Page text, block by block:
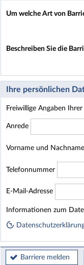
Um welche Art von
Beschreiben Sie die
Ihre persönlichen
Freiwillige Angaben
Anrede
Vorname und Nachname
Telefonnummer
E-Mail-Adresse
Homepage
Informationen zum
Barriere melden